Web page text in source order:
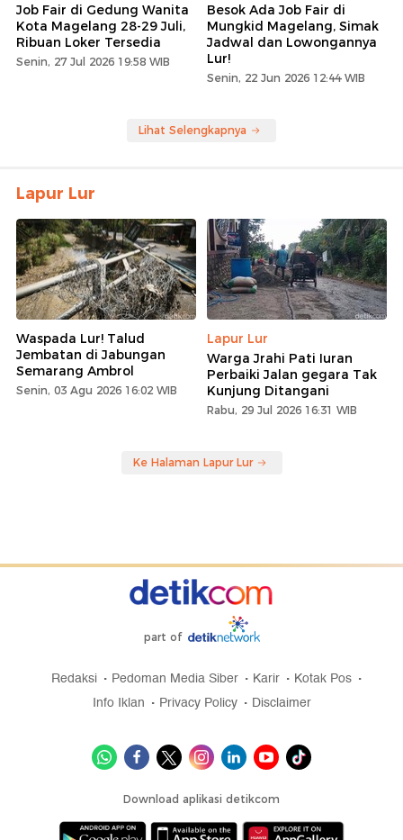
Job Fair di Gedung Wanita
Kota Magelang 28-29 Juli,
Ribuan Loker Tersedia
Senin, 27 Jul 2026 19:58 WIB
Besok Ada Job Fair di
Mungkid Magelang, Simak
Jadwal dan Lowongannya
Lur!
Senin, 22 Jun 2026 12:44 WIB
Lihat Selengkapnya
Lapur Lur
Waspada Lur! Talud
Jembatan di Jabungan
Semarang Ambrol
Senin, 03 Agu 2026 16:02 WIB
Lapur Lur
Warga Jrahi Pati Iuran
Perbaiki Jalan gegara Tak
Kunjung Ditangani
Rabu, 29 Jul 2026 16:31 WIB
Ke Halaman Lapur Lur
part of
Redaksi Pedoman Media Siber Karir
Kotak Pos
Info Iklan
Privacy Policy Disclaimer
Download aplikasi detikcom